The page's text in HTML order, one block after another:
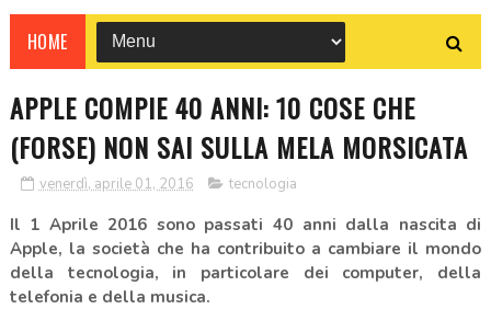
HOME
APPLE COMPIE 40 ANNI: 10 COSE CHE
(FORSE) NON SAI SULLA MELA MORSICATA
venerdì, aprile 01, 2016 tecnologia
Il 1 Aprile 2016 sono passati 40 anni dalla nascita di
Apple, la società che ha contribuito a cambiare il mondo
della tecnologia, in particolare dei computer, della
telefonia e della musica.